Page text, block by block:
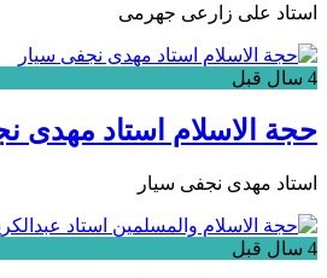
استاد علی زارعی جهرمی
4 سال قبل
حجة الاسلام استاد مهدی
استاد مهدی نجفی سیار
4 سال قبل